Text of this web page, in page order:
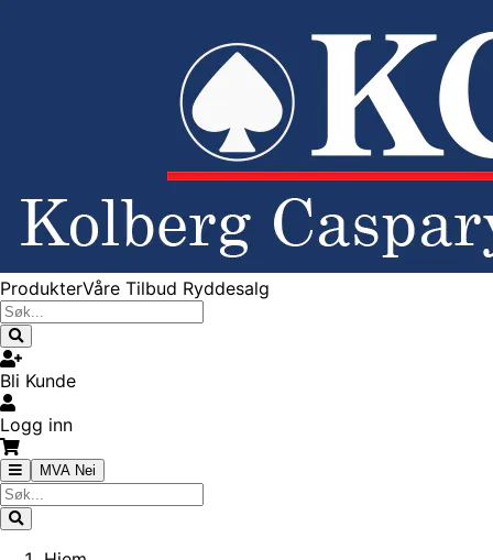
ProdukterVåre Tilbud Ryddesalg
Bli Kunde
Logg inn
MVA Nei